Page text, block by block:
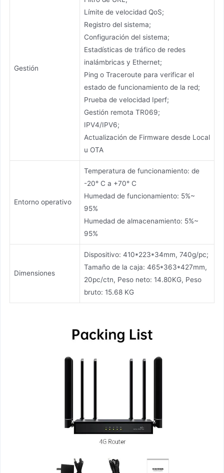
Gestión
Límite de velocidad QoS;
Registro del sistema;
Configuración del sistema;
Estadísticas de tráfico de redes
inalámbricas y Ethernet;
Ping o Traceroute para verificar el
estado de funcionamiento de la red;
Prueba de velocidad Iperf;
Gestión remota TR069;
IPV4/IPV6;
Actualización de Firmware desde Local
u OTA
Entorno operativo
Temperatura de funcionamiento: de
-20° C a +70° C
Humedad de funcionamiento: 5%~
95%
Humedad de almacenamiento: 5%~
95%
Dimensiones
Dispositivo: 410*223*34mm, 740g/pc;
Tamaño de la caja: 465*363*427mm,
20pc/ctn, Peso neto: 14.80KG, Peso
bruto: 15.68 KG